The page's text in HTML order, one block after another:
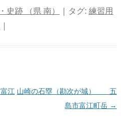
史跡 （県 南） | タグ: 練習用
|
江 山崎の石塁（勘次が城） 五
島市富江町岳 →